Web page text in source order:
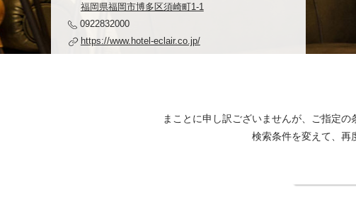
福岡県福岡市博多区須崎町1-1
0922832000
https://www.hotel-eclair.co.jp/
まことに申し訳ございませんが、ご指定の
検索条件を変えて、再